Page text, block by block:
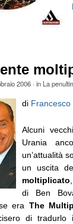
2006· in La
di Francesco
Alcuni
Urania
un’attualità
un uscita
moltiplicato
di Ben
era The
di